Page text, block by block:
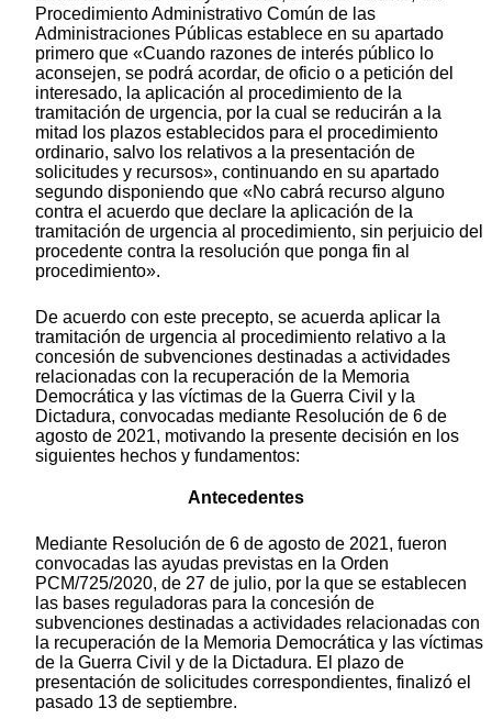
Procedimiento Administrativo Común de las
Administraciones Públicas establece en su apartado
primero que «Cuando razones de interés público lo
aconsejen, se podrá acordar, de oficio o a petición del
interesado, la aplicación al procedimiento de la
tramitación de urgencia, por la cual se reducirán a la
mitad los plazos establecidos para el procedimiento
ordinario, salvo los relativos a la presentación de
solicitudes y recursos», continuando en su apartado
segundo disponiendo que «No cabrá recurso alguno
contra el acuerdo que declare la aplicación de la
tramitación de urgencia al procedimiento, sin perjuicio del
procedente contra la resolución que ponga fin al
procedimiento».
De acuerdo con este precepto, se acuerda aplicar la
tramitación de urgencia al procedimiento relativo a la
concesión de subvenciones destinadas a actividades
relacionadas con la recuperación de la Memoria
Democrática y las víctimas de la Guerra Civil y la
Dictadura, convocadas mediante Resolución de 6 de
agosto de 2021, motivando la presente decisión en los
siguientes hechos y fundamentos:
Antecedentes
Mediante Resolución de 6 de agosto de 2021, fueron
convocadas las ayudas previstas en la Orden
PCM/725/2020, de 27 de julio, por la que se establecen
las bases reguladoras para la concesión de
subvenciones destinadas a actividades relacionadas con
la recuperación de la Memoria Democrática y las víctimas
de la Guerra Civil y de la Dictadura. El plazo de
presentación de solicitudes correspondientes, finalizó el
pasado 13 de septiembre.